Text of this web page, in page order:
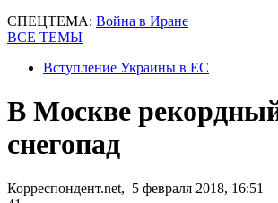
СПЕЦТЕМА: Война в Иране
ВСЕ ТЕМЫ
Вступление Украины в ЕС
В Москве
снегопад
Корреспондент.net, 5 февраля 2018, 16:51